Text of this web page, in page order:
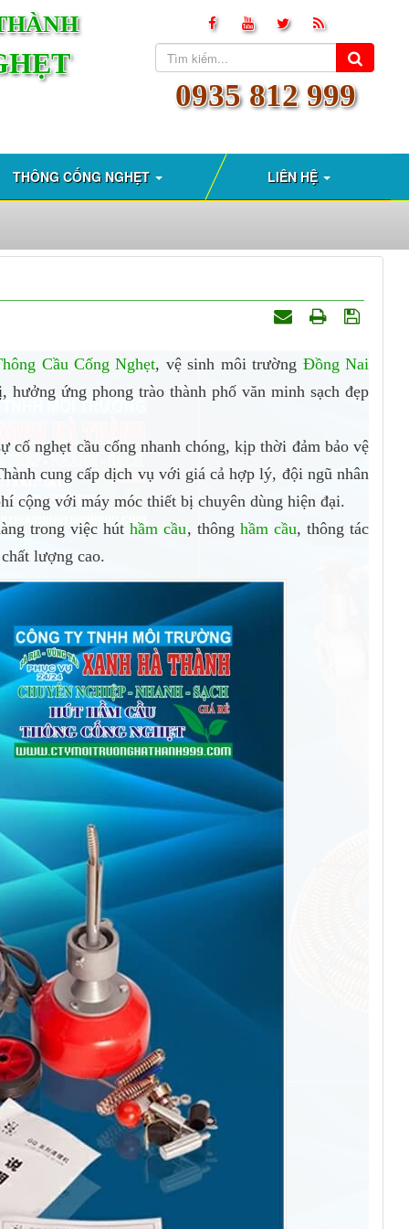
0935 812 999
THÔNG CỐNG NGHẸT LIÊN HỆ
Cầu Cống Nghẹt, vệ sinh môi trường Đồng Nai
ứng phong trào thành phố văn minh sạch đẹp
cố nghẹt cầu cống nhanh chóng, kịp thời đảm bảo vệ
cung cấp dịch vụ với giá cả hợp lý, đội ngũ nhân
cộng với máy móc thiết bị chuyên dùng hiện đại.
trong việc húthầm cầu, thông hầm cầu, thông tác
lượng cao.